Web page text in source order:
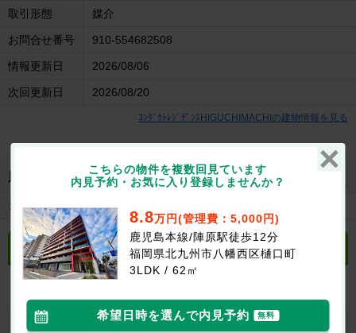
取引形態 媒介
お問合せ番号 910-554682508
情報更新日 2026/08/06
次回更新日 2026/08/20
ｺﾝﾀﾞｸﾄﾚｼﾞﾃﾞﾝｽHIGUCHIMACHIの建物情報を見る
コンビニ ローソン八幡樋口町店まで134m
立地や周辺環境について聞く 無料
お気に入り LINEで送る
こちらの物件を複数回見ています
内見予約・お気に入り登録しませんか？
8.8万円(管理費：5,000円)
鹿児島本線/陣原駅徒歩12分
福岡県北九州市八幡西区樋口町
3LDK / 62㎡
希望日時を選んで内見予約 無料